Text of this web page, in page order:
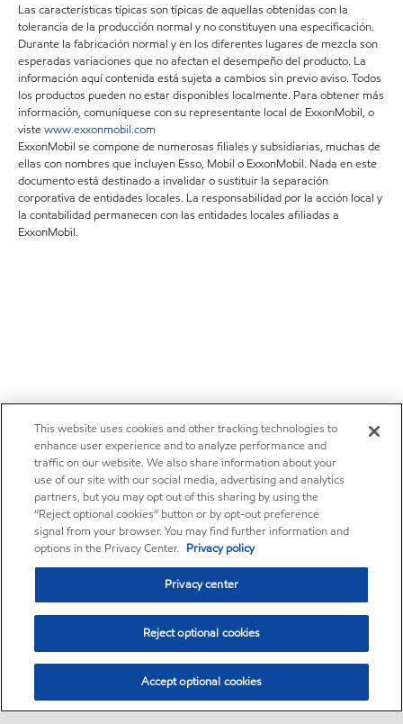
Las características típicas son típicas de aquellas obtenidas con la
tolerancia de la producción normal y no constituyen una especificación.
Durante la fabricación normal y en los diferentes lugares de mezcla son
esperadas variaciones que no afectan el desempeño del producto. La
información aquí contenida está sujeta a cambios sin previo aviso. Todos
los productos pueden no estar disponibles localmente. Para obtener más
información, comuníquese con su representante local de ExxonMobil, o
vistewww.exxonmobil.com
ExxonMobil se compone de numerosas filiales y subsidiarias, muchas de
ellas con nombres que incluyen Esso, Mobil o ExxonMobil. Nada en este
documento está destinado a invalidar o sustituir la separación
corporativa de entidades locales. La responsabilidad por la acción local y
la contabilidad permanecen con las entidades locales afiliadas a
ExxonMobil.
This website uses cookies and other tracking technologies to
enhance user experience and to analyze performance and
traffic on our website. We also share information about your
use of our site with our social media, advertising and analytics
partners, but you may opt out of this sharing by using the
“Reject optional cookies” button or by opt-out preference
signal from your browser. You may find further information and
options in the Privacy Center. Privacy policy
Privacy center
Reject optional cookies
Accept optional cookies